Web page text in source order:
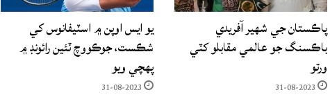
پاڪستان جي شهير آفريدي
باڪسنگ جو عالمي مقابلو کٽي
ورتو
31-08-2023
يو ايس اوپن ۾ اسٽيفانوس کي
شڪست، جوڪووچ ٽئين رائونڊ ۾
پهچي ويو
31-08-2023